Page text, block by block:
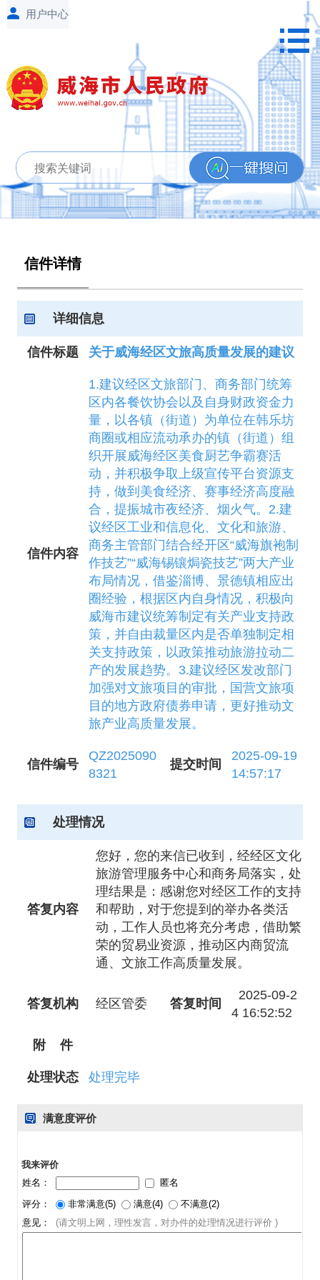
信件详情
详细信息
信件标题 关于威海经区文旅高质量发展的建议
信件内容
1.建议经区文旅部门、商务部门统筹
区内各餐饮协会以及自身财政资金力
量，以各镇（街道）为单位在韩乐坊
商圈或相应流动承办的镇（街道）组
织开展威海经区美食厨艺争霸赛活
动，并积极争取上级宣传平台资源支
持，做到美食经济、赛事经济高度融
合，提振城市夜经济、烟火气。2.建
议经区工业和信息化、文化和旅游、
商务主管部门结合经开区“威海旗袍制
作技艺”“威海锡镶焗瓷技艺”两大产业
布局情况，借鉴淄博、景德镇相应出
圈经验，根据区内自身情况，积极向
威海市建议统筹制定有关产业支持政
策，并自由裁量区内是否单独制定相
关支持政策，以政策推动旅游拉动二
产的发展趋势。3.建议经区发改部门
加强对文旅项目的审批，国营文旅项
目的地方政府债券申请，更好推动文
旅产业高质量发展。
信件编号
QZ2025090
8321
提交时间
2025-09-19
14:57:17
处理情况
答复内容
您好，您的来信已收到，经经区文化
旅游管理服务中心和商务局落实，处
理结果是：感谢您对经区工作的支持
和帮助，对于您提到的举办各类活
动，工作人员也将充分考虑，借助繁
荣的贸易业资源，推动区内商贸流
通、文旅工作高质量发展。
答复机构 经区管委 答复时间
2025-09-2
4 16:52:52
附 件
处理状态 处理完毕
满意度评价